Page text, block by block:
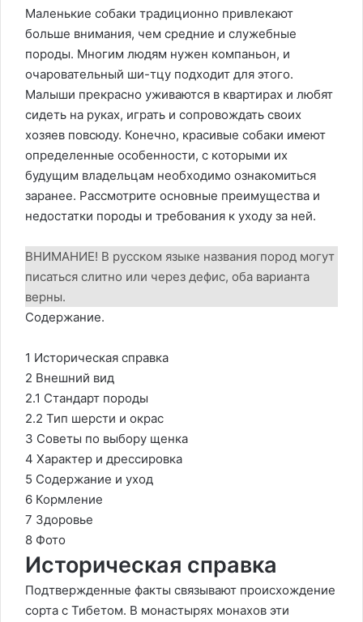
Маленькие собаки традиционно привлекают
больше внимания, чем средние и служебные
породы. Многим людям нужен компаньон, и
очаровательный ши-тцу подходит для этого.
Малыши прекрасно уживаются в квартирах и любят
сидеть на руках, играть и сопровождать своих
хозяев повсюду. Конечно, красивые собаки имеют
определенные особенности, с которыми их
будущим владельцам необходимо ознакомиться
заранее. Рассмотрите основные преимущества и
недостатки породы и требования к уходу за ней.
ВНИМАНИЕ! В русском языке названия пород могут
писаться слитно или через дефис, оба варианта
верны.
Содержание.
1 Историческая справка
2 Внешний вид
2.1 Стандарт породы
2.2 Тип шерсти и окрас
3 Советы по выбору щенка
4 Характер и дрессировка
5 Содержание и уход
6 Кормление
7 Здоровье
8 Фото
Историческая справка
Подтвержденные факты связывают происхождение
сорта с Тибетом. В монастырях монахов эти